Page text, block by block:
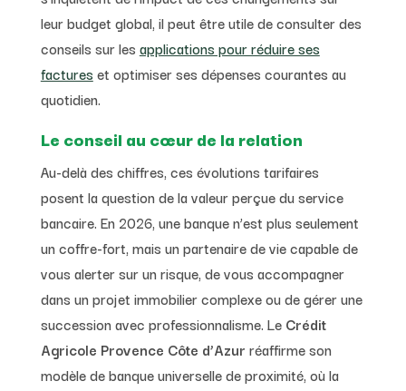
leur budget global, il peut être utile de consulter des
conseils sur les applications pour réduire ses
factures et optimiser ses dépenses courantes au
quotidien.
Le conseil au cœur de la relation
Au-delà des chiffres, ces évolutions tarifaires
posent la question de la valeur perçue du service
bancaire. En 2026, une banque n’est plus seulement
un coffre-fort, mais un partenaire de vie capable de
vous alerter sur un risque, de vous accompagner
dans un projet immobilier complexe ou de gérer une
succession avec professionnalisme. Le Crédit
Agricole Provence Côte d’Azur réaffirme son
modèle de banque universelle de proximité, où la